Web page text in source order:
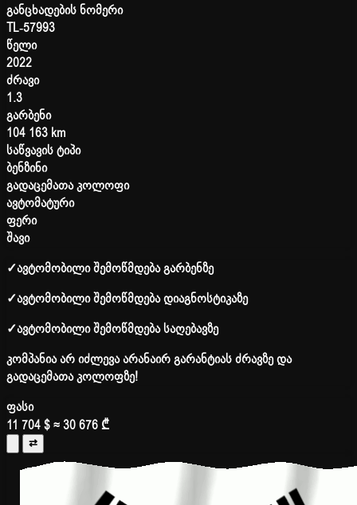
განცხადების ნომერი
TL-57993
წელი
2022
ძრავი
1.3
გარბენი
104 163 km
საწვავის ტიპი
ბენზინი
გადაცემათა კოლოფი
ავტომატური
ფერი
შავი
✓ავტომობილი შემოწმდება გარბენზე
✓ავტომობილი შემოწმდება დიაგნოსტიკაზე
✓ავტომობილი შემოწმდება საღებავზე
კომპანია არ იძლევა არანაირ გარანტიას ძრავზე და
გადაცემათა კოლოფზე!
ფასი
11 704 $≈ 30 676 ₾
⇄